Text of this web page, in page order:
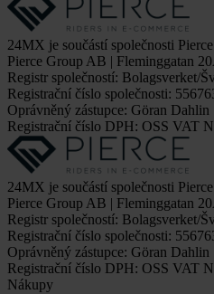
24MX je součástí společnosti
Pierce Group AB | Fleminggatan
Registr společností: Bolagsverket/
Registrační číslo společnosti:
Oprávněný zástupce: Göran Dahlin
Registrační číslo DPH: OSS VAT
24MX je součástí společnosti
Pierce Group AB | Fleminggatan
Registr společností: Bolagsverket/
Registrační číslo společnosti:
Oprávněný zástupce: Göran Dahlin
Registrační číslo DPH: OSS VAT
Nákupy